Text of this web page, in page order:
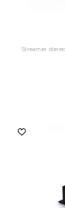
Streamer